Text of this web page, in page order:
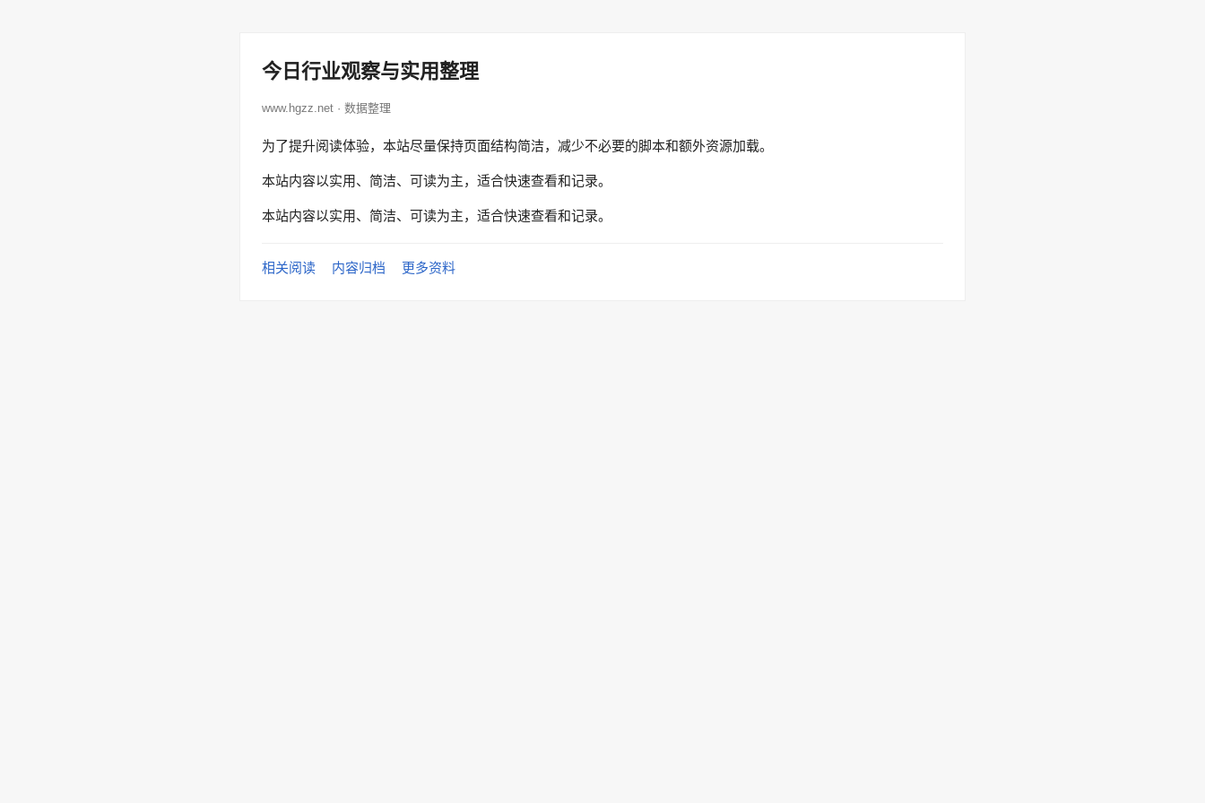
今日行业观察与实用整理
www.hgzz.net · 数据整理
为了提升阅读体验，本站尽量保持页面结构简洁，减少不必要的脚本和额外资源加载。
本站内容以实用、简洁、可读为主，适合快速查看和记录。
本站内容以实用、简洁、可读为主，适合快速查看和记录。
相关阅读 内容归档 更多资料